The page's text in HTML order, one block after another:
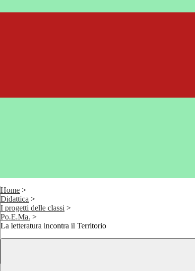
Home >
Didattica >
I progetti delle classi >
Po.E.Ma. >
La letteratura incontra il Territorio